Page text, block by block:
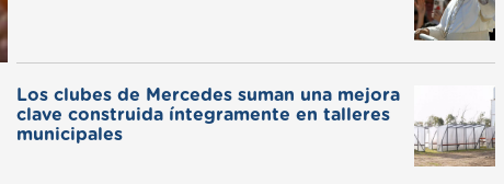
Los clubes de Mercedes suman una mejora
clave construida íntegramente en talleres
municipales